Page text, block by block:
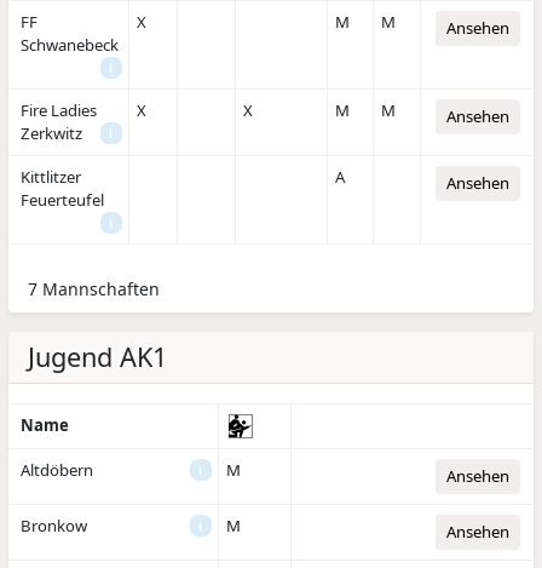
FF
Schwanebeck
i
X M M Ansehen
Fire Ladies
Zerkwitz
i
X X M M Ansehen
Kittlitzer
Feuerteufel
i
A Ansehen
7 Mannschaften
Jugend AK1
Name
Altdöbern i M Ansehen
Bronkow i M Ansehen